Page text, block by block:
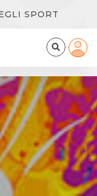
SPORT